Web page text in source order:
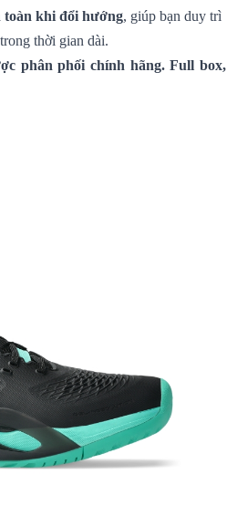
toàn khi đổi hướng, giúp bạn duy trì
thời gian dài.
phân phối chính hãng. Full box,